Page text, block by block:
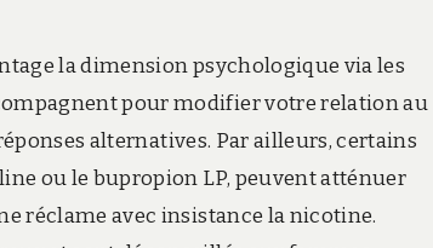
la dimension psychologique via les
pour modifier votre relation au
alternatives. Par ailleurs, certains
ou le bupropion LP, peuvent atténuer
réclame avec insistance la nicotine.